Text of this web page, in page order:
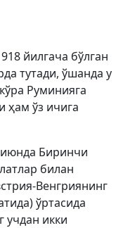
йилгача бўлган
тутади, ўшанда у
Руминияга
ҳам ўз ичига
Биринчи
билан
Венгриянинг
ўртасида
учдан икки